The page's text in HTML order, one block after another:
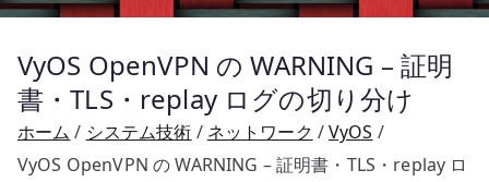
VyOS OpenVPN の WARNING – 証明
書・TLS・replay ログの切り分け
ホーム システム技術 ネットワーク
VyOS
VyOS OpenVPN の WARNING – 証明書・TLS・replay ロ